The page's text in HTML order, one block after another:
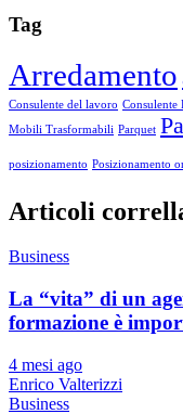
Tag
Arredamento
Consulente del lavoro Consulente
Mobili Trasformabili Parquet
posizionamento Posizionamento
Articoli
Business
La “vita” di un
formazione è
4 mesi ago
Enrico Valterizzi
Business